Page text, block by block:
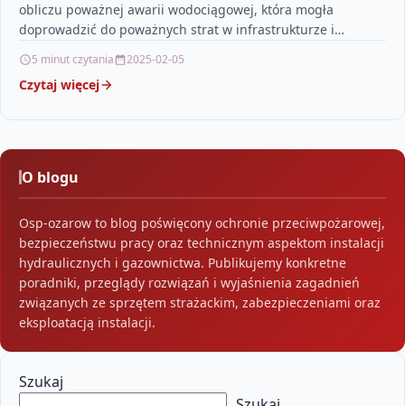
obliczu poważnej awarii wodociągowej, która mogła
doprowadzić do poważnych strat w infrastrukturze i
5 minut czytania 2025-02-05
Czytaj więcej
O blogu
Osp-ozarow to blog poświęcony ochronie przeciwpożarowej,
bezpieczeństwu pracy oraz technicznym aspektom instalacji
hydraulicznych i gazownictwa. Publikujemy konkretne
poradniki, przeglądy rozwiązań i wyjaśnienia zagadnień
związanych ze sprzętem strażackim, zabezpieczeniami oraz
eksploatacją instalacji.
Szukaj